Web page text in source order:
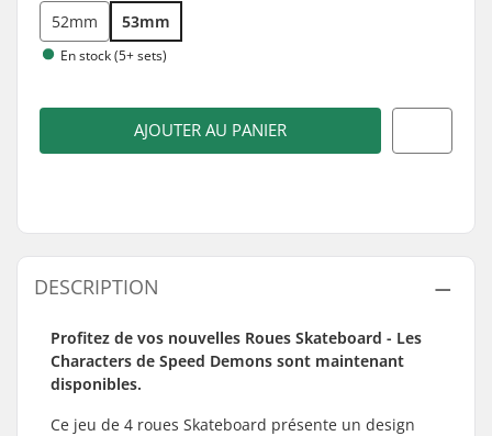
52mm 53mm
En stock (5+ sets)
AJOUTER AU PANIER
DESCRIPTION
Profitez de vos nouvelles Roues Skateboard - Les
Characters de Speed Demons sont maintenant
disponibles.
Ce jeu de 4 roues Skateboard présente un design